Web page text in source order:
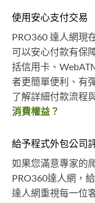
使用安心支付交易
PRO360 達人網現
可以安心付款有保
括信用卡、
者更簡單便利、有
了解詳細付款流程
消費權益？
給予程式外包公司
如果您滿意專家的
PRO360達人網，
達人網重視每一位